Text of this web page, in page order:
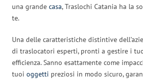
una grande casa, Traslochi Catania ha la
te.
Una delle caratteristiche distintive
di traslocatori esperti, pronti a gestire i
efficienza. Sanno esattamente come
tuoi oggetti preziosi in modo sicuro,